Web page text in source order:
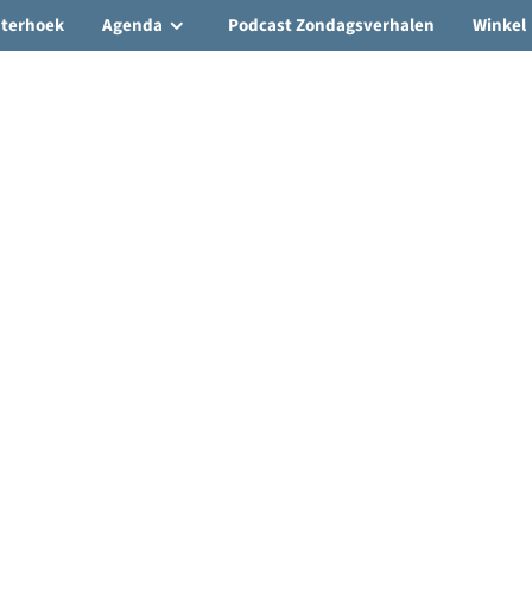
Agenda Podcast Zondagsverhalen Winkel